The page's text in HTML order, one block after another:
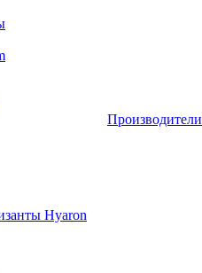
Hyaron
Производители